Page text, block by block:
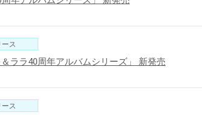
ース
＆ララ40周年アルバムシリーズ」 新発売
ース